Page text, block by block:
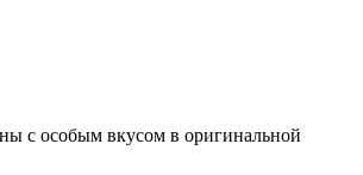
с особым вкусом в оригинальной